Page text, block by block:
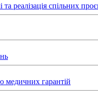
спільних
гарантій